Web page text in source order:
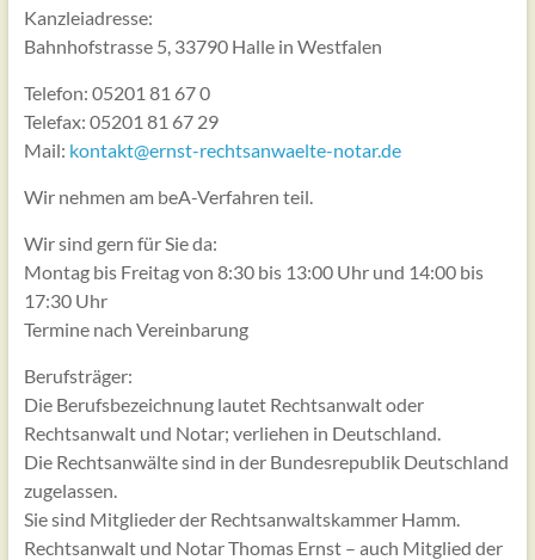
Kanzleiadresse:
Bahnhofstrasse 5, 33790 Halle in Westfalen
Telefon: 05201 81 67 0
Telefax: 05201 81 67 29
Mail: kontakt@ernst-rechtsanwaelte-notar.de
Wir nehmen am beA-Verfahren teil.
Wir sind gern für Sie da:
Montag bis Freitag von 8:30 bis 13:00 Uhr und 14:00 bis
17:30 Uhr
Termine nach Vereinbarung
Berufsträger:
Die Berufsbezeichnung lautet Rechtsanwalt oder
Rechtsanwalt und Notar; verliehen in Deutschland.
Die Rechtsanwälte sind in der Bundesrepublik Deutschland
zugelassen.
Sie sind Mitglieder der Rechtsanwaltskammer Hamm.
Rechtsanwalt und Notar Thomas Ernst – auch Mitglied der